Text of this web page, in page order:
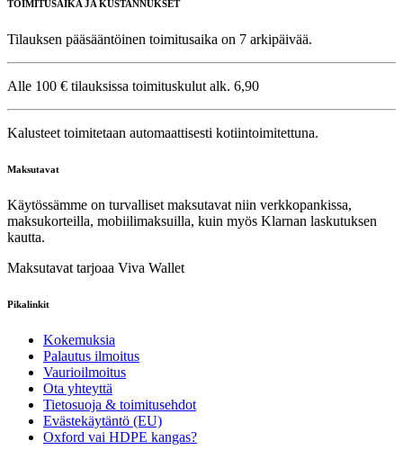
TOIMITUSAIKA JA KUSTANNUKSET
Tilauksen pääsääntöinen toimitusaika on 7 arkipäivää.
Alle 100 € tilauksissa toimituskulut alk. 6,90
Kalusteet toimitetaan automaattisesti kotiintoimitettuna.
Maksutavat
Käytössämme on turvalliset maksutavat niin verkkopankissa,
maksukorteilla, mobiilimaksuilla, kuin myös Klarnan laskutuksen
kautta.
Maksutavat tarjoaa Viva Wallet
Pikalinkit
Kokemuksia
Palautus ilmoitus
Vaurioilmoitus
Ota yhteyttä
Tietosuoja & toimitusehdot
Evästekäytäntö (EU)
Oxford vai HDPE kangas?